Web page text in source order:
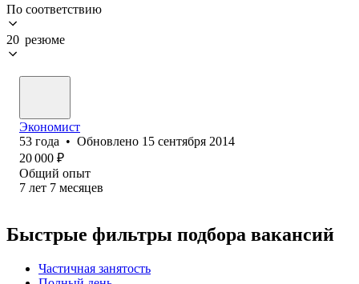
По соответствию
20 резюме
Экономист
53 года • Обновлено 15 сентября 2014
20 000 ₽
Общий опыт
7 лет 7 месяцев
Быстрые фильтры подбора вакансий
Частичная занятость